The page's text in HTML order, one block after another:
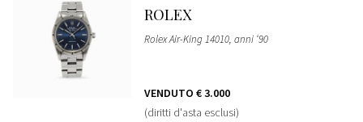
ROLEX
Rolex Air-King 14010, anni ‘90
VENDUTO € 3.000
(diritti d'asta esclusi)